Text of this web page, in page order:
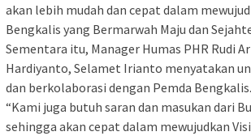
akan lebih mudah dan cepat dalam
Bengkalis yang Bermarwah Maju dan
Sementara itu, Manager Humas PHR Rudi
Hardiyanto, Selamet Irianto menyatakan
dan berkolaborasi dengan Pemda Bengkalis.
“Kami juga butuh saran dan masukan dari
sehingga akan cepat dalam mewujudkan